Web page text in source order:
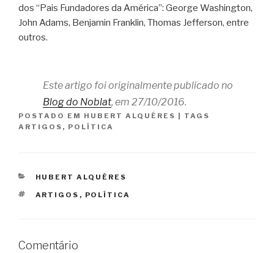
dos “Pais Fundadores da América”: George Washington,
John Adams, Benjamin Franklin, Thomas Jefferson, entre
outros.
Este artigo foi originalmente publicado no
Blog do Noblat, em 27/10/2016.
POSTADO EM HUBERT ALQUÉRES | TAGS
ARTIGOS , POLÍTICA
CATEGORIAS
HUBERT ALQUÉRES
TAGS
ARTIGOS , POLÍTICA
Comentário